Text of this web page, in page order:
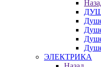
ЭЛЕКТРИКА